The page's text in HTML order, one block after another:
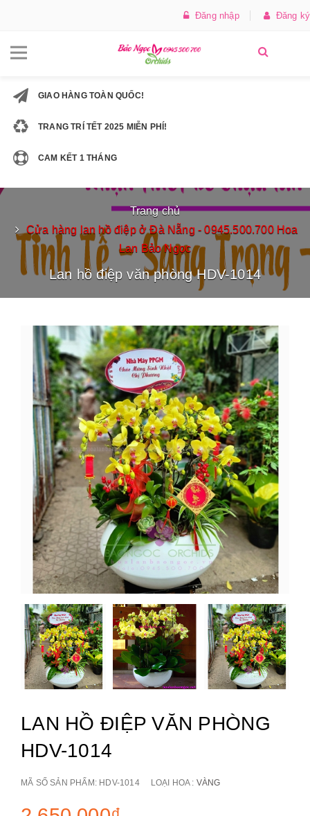
Đăng nhập Đăng ký
GIAO HÀNG TOÀN QUỐC!
TRANG TRÍ TẾT 2025 MIỄN PHÍ!
CAM KẾT 1 THÁNG
Trang chủ
Cửa hàng lan hồ điệp ở Đà Nẵng - 0945.500.700 Hoa
Lan Bảo Ngọc
Lan hồ điệp văn phòng HDV-1014
LAN HỒ ĐIỆP VĂN PHÒNG
HDV-1014
MÃ SỐ SẢN PHẨM: HDV-1014 LOẠI HOA : VÀNG